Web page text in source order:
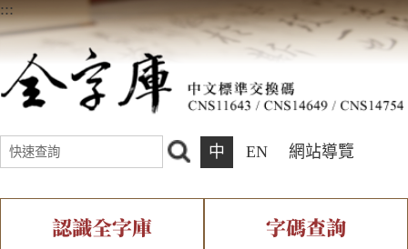
:::
中 EN 網站導覽
認識全字庫 字碼查詢